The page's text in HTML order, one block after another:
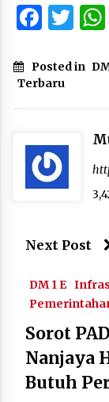
Posted in
Terbaru
Next Post
DM 1 E
Sorot
Nanjaya
Butuh